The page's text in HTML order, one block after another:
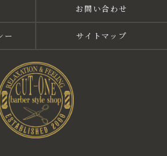
お問い合わせ
ー サイトマップ